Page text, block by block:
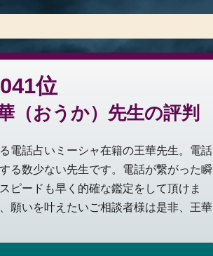
位
（おうか）先生の評判
電話占いミーシャ在籍の王華先生。電話
る数少ない先生です。電話が繋がった瞬
ピードも早く的確な鑑定をして頂けま
願いを叶えたいご相談者様は是非、王華